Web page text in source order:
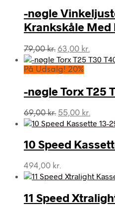
-nøgle
Krankskåle Med
79,00kr. Den
oprindelige
pris
79,00 kr..
63,00 kr.
63,00
På Udsalg! 20%
-nøgle Torx T25
69,00kr. Den
oprindelige
var:
69,00 kr..
55,00 kr.
er:
55,00
10 Speed
494,00 kr.
11 Speed